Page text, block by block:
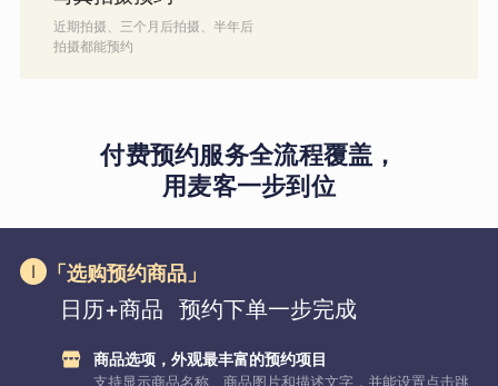
近期拍摄、三个月后拍摄、半年后
拍摄都能预约
付费预约服务全流程覆盖，
用麦客一步到位
「选购预约商品」
日历+商品 预约下单一步完成
商品选项，外观最丰富的预约项目
支持显示商品名称、商品图片和描述文字，并能设置点击跳